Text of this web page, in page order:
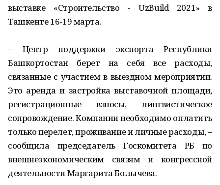
выставке «Строительство - UzBuild 2021» в
Ташкенте 16-19 марта.
– Центр поддержки экспорта Республики
Башкортостан берет на себя все расходы,
связанные с участием в выездном мероприятии.
Это аренда и застройка выставочной площади,
регистрационные взносы, лингвистическое
сопровождение. Компании необходимо оплатить
только перелет, проживание и личные расходы, –
сообщила председатель Госкомитета РБ по
внешнеэкономическим связям и конгрессной
деятельности Маргарита Болычева.